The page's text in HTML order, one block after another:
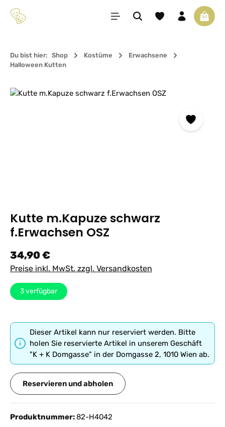
Zum Hauptinhalt springen Du hast 0 Produkte
Du bist hier: Shop Kostüme
Erwachsene
Halloween Kutten
Bildergalerie überspringen
Kutte m.Kapuze schwarz
f.Erwachsen OSZ
Regulärer Preis:
34,90 €
Preise inkl. MwSt. zzgl. Versandkosten
3verfügbar
Dieser Artikel kann nur reserviert werden. Bitte
holen Sie reservierte Artikel in unserem Geschäft
"K + K Domgasse" in der Domgasse 2, 1010 Wien ab.
Reservieren und abholen
Produktnummer:82-H4042